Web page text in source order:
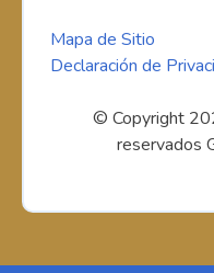
Mapa de Sitio
Declaración de
© Copyright
reservados